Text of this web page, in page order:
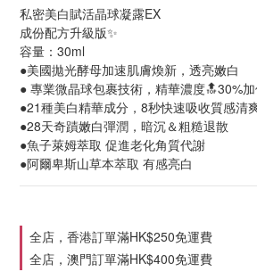
私密美白賦活晶球凝露EX
成份配方升級版✨
容量：30ml
●美國拋光酵母加速肌膚煥新，透亮嫩白
● 專業微晶球包裹技術，精華濃度🔝30%
●21種美白精華成分，8秒快速吸收質感清
●28天奇蹟嫩白彈潤，暗沉＆粗糙退散
●魚子萊姆萃取 促進老化角質代謝
●阿爾卑斯山草本萃取 有感亮白
全店，香港訂單滿HK$250免運費
全店，澳門訂單滿HK$400免運費